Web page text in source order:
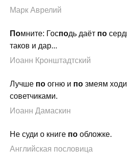
Марк Аврелий
Помните: Господь даёт по
таков и дар...
Иоанн Кронштадтский
Лучше по огню и по змеям
советчиками.
Иоанн Дамаскин
Не суди о книге по обложке.
Английская пословица